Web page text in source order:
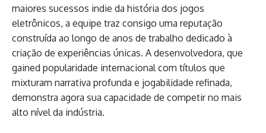
maiores sucessos indie da história dos jogos
eletrônicos, a equipe traz consigo uma reputação
construída ao longo de anos de trabalho dedicado à
criação de experiências únicas. A desenvolvedora, que
gained popularidade internacional com títulos que
mixturam narrativa profunda e jogabilidade refinada,
demonstra agora sua capacidade de competir no mais
alto nível da indústria.